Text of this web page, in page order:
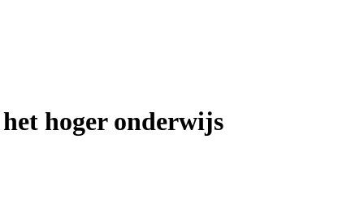
hoger onderwijs